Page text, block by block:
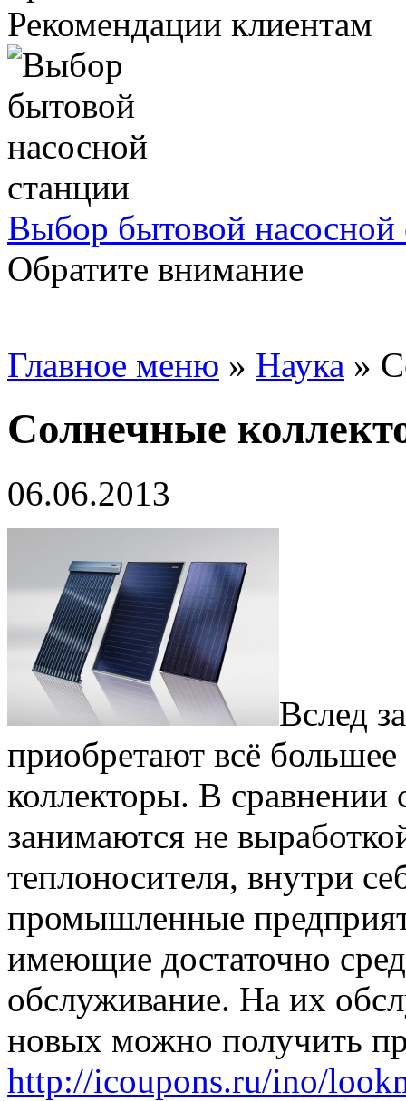
Рекомендации клиентам
Выбор бытовой насосной
Обратите внимание
Главное меню » Наука »
Солнечные
06.06.2013
Вслед
приобретают всё
коллекторы. В сравнении
занимаются не
теплоносителя, внутри
промышленные
имеющие достаточно
обслуживание. На их
новых можно получить
http://icoupons.ru/ino/